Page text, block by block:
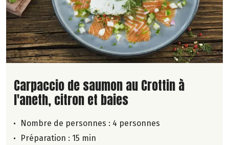
Lire la suite de la recette
Carpaccio de saumon au Crottin à
l'aneth, citron et baies
Nombre de personnes : 4 personnes
Préparation : 15 min